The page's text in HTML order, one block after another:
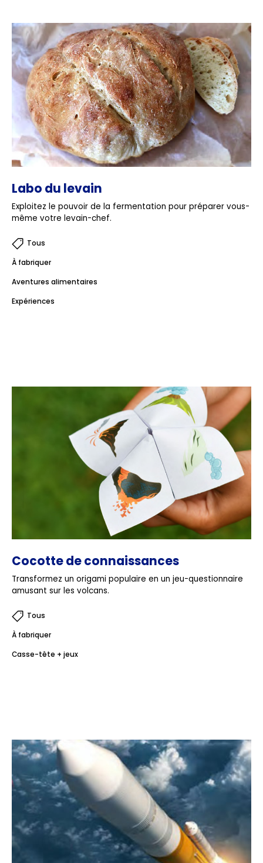
Labo du levain
Exploitez le pouvoir de la fermentation pour préparer vous-
même votre levain-chef.
Tous
À fabriquer
Aventures alimentaires
Expériences
Cocotte de connaissances
Transformez un origami populaire en un jeu-questionnaire
amusant sur les volcans.
Tous
À fabriquer
Casse-tête + jeux